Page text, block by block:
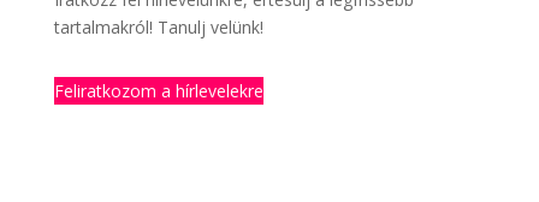
tartalmakról! Tanulj velünk!
Feliratkozom a hírlevelekre